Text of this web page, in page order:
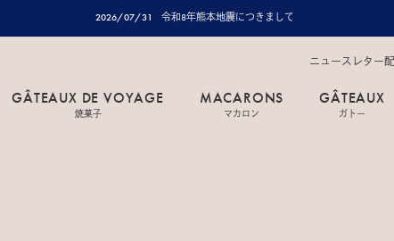
2026/07/31 令和8年熊本地震につきまして
ニュースレター
GÂTEAUX DE VOYAGE
焼菓子
MACARONS
マカロン
GÂTEAUX
ガトー